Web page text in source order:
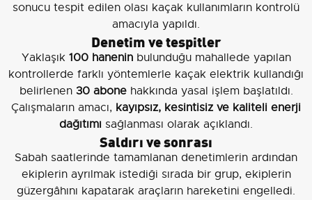
sonucu tespit edilen olası kaçak kullanımların kontrolü
amacıyla yapıldı.
Denetim ve tespitler
Yaklaşık 100 haneninbulunduğu mahallede yapılan
kontrollerde farklı yöntemlerle kaçak elektrik kullandığı
belirlenen 30 abonehakkında yasal işlem başlatıldı.
Çalışmaların amacı, kayıpsız, kesintisiz ve kaliteli enerji
dağıtımı sağlanması olarak açıklandı.
Saldırı ve sonrası
Sabah saatlerinde tamamlanan denetimlerin ardından
ekiplerin ayrılmak istediği sırada bir grup, ekiplerin
güzergâhını kapatarak araçların hareketini engelledi.